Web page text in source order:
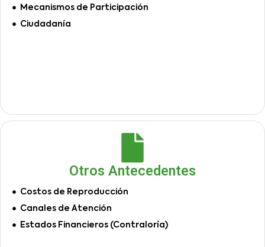
Mecanismos de Participación
Ciudadanía
Otros Antecedentes
Costos de Reproducción
Canales de Atención
Estados Financieros (Contraloría)